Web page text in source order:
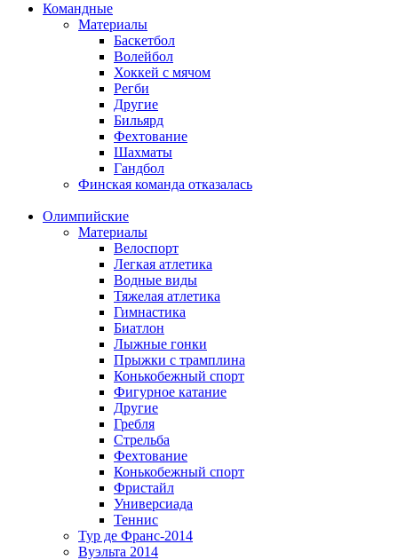
Командные
Материалы
Баскетбол
Волейбол
Хоккей с мячом
Регби
Другие
Бильярд
Фехтование
Шахматы
Гандбол
Финская команда отказалась
Олимпийские
Материалы
Велоспорт
Легкая атлетика
Водные виды
Тяжелая атлетика
Гимнастика
Биатлон
Лыжные гонки
Прыжки с трамплина
Конькобежный спорт
Фигурное катание
Другие
Гребля
Стрельба
Фехтование
Конькобежный спорт
Фристайл
Универсиада
Теннис
Тур де Франс-2014
Вуэльта 2014